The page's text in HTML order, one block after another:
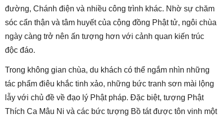
đường, Chánh điện và nhiều công trình khác. Nhờ sự chăm
sóc cẩn thận và tâm huyết của cộng đồng Phật tử, ngôi chùa
ngày càng trở nên ấn tượng hơn với cảnh quan kiến trúc
độc đáo.
Trong không gian chùa, du khách có thể ngắm nhìn những
tác phẩm điêu khắc tinh xảo, những bức tranh sơn mài lộng
lẫy với chủ đề về đạo lý Phật pháp. Đặc biệt, tượng Phật
Thích Ca Mâu Ni và các bức tượng Bồ tát được tôn vinh một